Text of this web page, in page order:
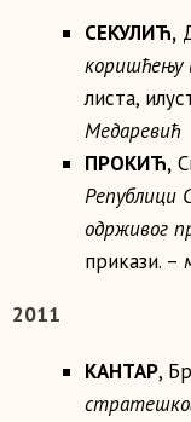
СЕКУЛИЋ,
коришћењу
листа,
Медаревић
ПРОКИЋ,
Републици
одрживог
прикази. –
2011
КАНТАР,